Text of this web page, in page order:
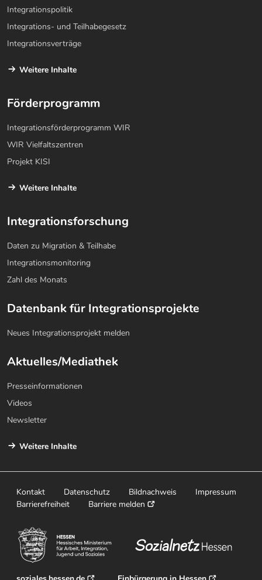
Integrationspolitik
Integrations- und Teilhabegesetz
Integrationsverträge
Weitere Inhalte
Förderprogramm
Integrationsförderprogramm WIR
WIR Vielfaltszentren
Projekt KISI
Weitere Inhalte
Integrationsforschung
Daten zu Migration & Teilhabe
Integrationsmonitoring
Zahl des Monats
Datenbank für Integrationsprojekte
Neues Integrationsprojekt melden
Aktuelles/Mediathek
Presseinformationen
Videos
Newsletter
Weitere Inhalte
Kontakt Datenschutz Bildnachweis
Impressum
Barrierefreiheit
Barriere melden